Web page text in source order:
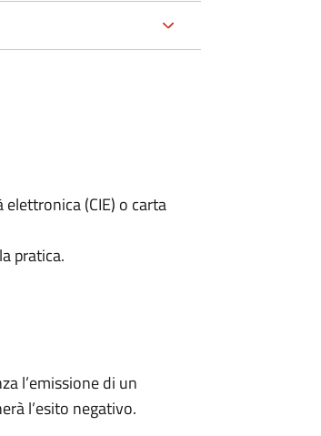
(CIE) o carta
pratica.
l’emissione di un
l’esito negativo.